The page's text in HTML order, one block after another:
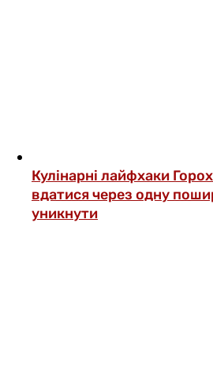
Кулінарні лайфхаки
вдатися через одну
уникнути